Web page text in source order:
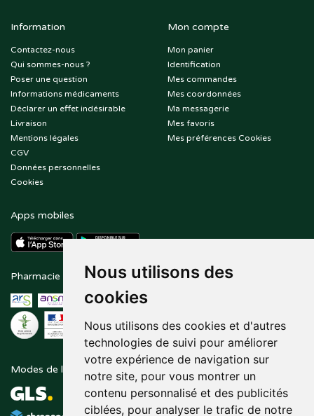
Nous utilisons des
cookies
Nous utilisons des cookies et d'autres
technologies de suivi pour améliorer
votre expérience de navigation sur
notre site, pour vous montrer un
contenu personnalisé et des publicités
ciblées, pour analyser le trafic de notre
Information
Contactez-nous
Qui sommes-nous ?
Poser une question
Informations médicaments
Déclarer un effet indésirable
Livraison
Mentions légales
CGV
Données personnelles
Cookies
Mon compte
Mon panier
Identification
Mes commandes
Mes coordonnées
Ma messagerie
Mes favoris
Mes préférences Cookies
Apps mobiles
Pharmacie en ligne agréée Paiement sécurisé
Modes de livraison Suivez-nous sur